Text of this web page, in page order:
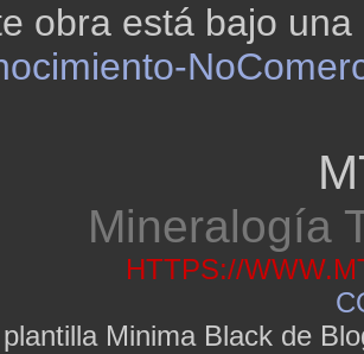
obra está bajo una
Mineralogía
HTTPS://
Minima Black de